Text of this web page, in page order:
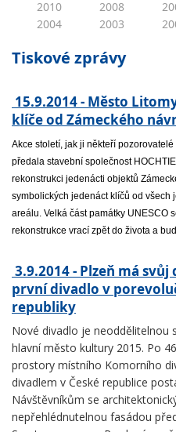
2010
2008
2004
2003
Tiskové zprávy
15.9.2014 - Město
klíče od Zámeckého
Akce století, jak ji někteří
předala stavební společnost
rekonstrukci jedenácti objektů
symbolických jedenáct klíčů od všech
areálu. Velká část památky UNESCO
rekonstrukce vrací zpět do života a
3.9.2014 - Plzeň má
první divadlo v
republiky
Nové divadlo je neoddělitelnou
hlavní město kultury 2015. Po
prostory místního Komorního
divadlem v České republice
Návštěvníkům se
nepřehlédnutelnou fasádou